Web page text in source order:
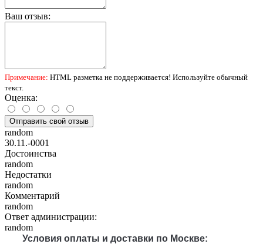
Ваш отзыв:
Примечание: HTML разметка не поддерживается! Используйте обычный
текст.
Оценка:
Отправить свой отзыв
random
30.11.-0001
Достоинства
random
Недостатки
random
Комментарий
random
Ответ администрации:
random
Условия оплаты и доставки по Москве: